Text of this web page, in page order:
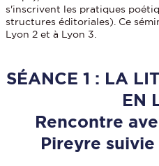
s'inscrivent les pratiques
structures éditoriales). Ce
Lyon 2 et à Lyon 3.
SÉANCE 1 : LA
EN
Rencontre
Pireyre